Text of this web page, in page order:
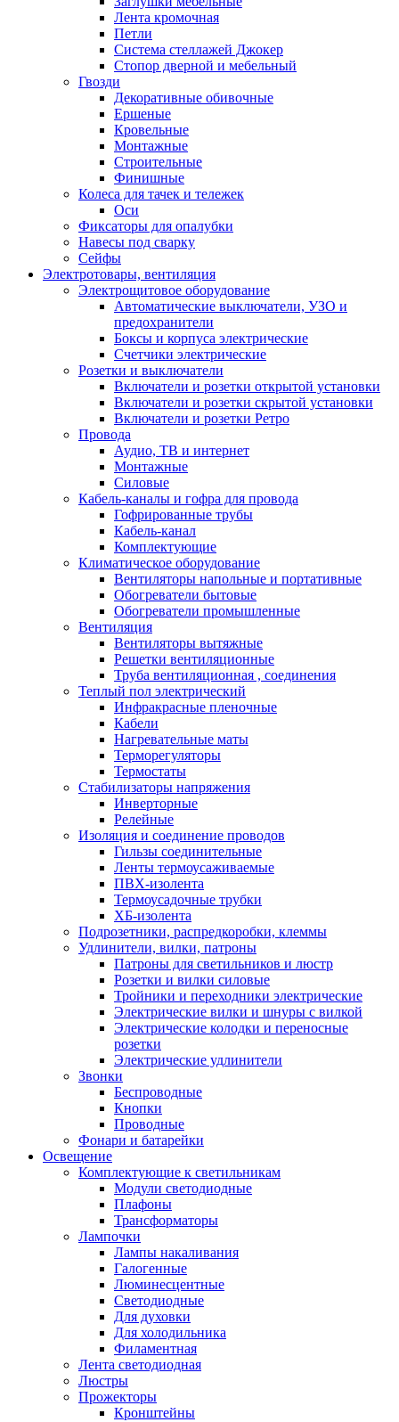
Лента кромочная
Петли
Система стеллажей Джокер
Стопор дверной и мебельный
Гвозди
Декоративные обивочные
Ершеные
Кровельные
Монтажные
Строительные
Финишные
Колеса для тачек и тележек
Оси
Фиксаторы для опалубки
Навесы под сварку
Сейфы
Электротовары, вентиляция
Электрощитовое оборудование
Автоматические выключатели, УЗО и
предохранители
Боксы и корпуса электрические
Счетчики электрические
Розетки и выключатели
Включатели и розетки открытой установки
Включатели и розетки скрытой установки
Включатели и розетки Ретро
Провода
Аудио, ТВ и интернет
Монтажные
Силовые
Кабель-каналы и гофра для провода
Гофрированные трубы
Кабель-канал
Комплектующие
Климатическое оборудование
Вентиляторы напольные и портативные
Обогреватели бытовые
Обогреватели промышленные
Вентиляция
Вентиляторы вытяжные
Решетки вентиляционные
Труба вентиляционная , соединения
Теплый пол электрический
Инфракрасные пленочные
Кабели
Нагревательные маты
Терморегуляторы
Термостаты
Стабилизаторы напряжения
Инверторные
Релейные
Изоляция и соединение проводов
Гильзы соединительные
Ленты термоусаживаемые
ПВХ-изолента
Термоусадочные трубки
ХБ-изолента
Подрозетники, распредкоробки, клеммы
Удлинители, вилки, патроны
Патроны для светильников и люстр
Розетки и вилки силовые
Тройники и переходники электрические
Электрические вилки и шнуры с вилкой
Электрические колодки и переносные
розетки
Электрические удлинители
Звонки
Беспроводные
Кнопки
Проводные
Фонари и батарейки
Освещение
Комплектующие к светильникам
Модули светодиодные
Плафоны
Трансформаторы
Лампочки
Лампы накаливания
Галогенные
Люминесцентные
Светодиодные
Для духовки
Для холодильника
Филаментная
Лента светодиодная
Люстры
Прожекторы
Кронштейны